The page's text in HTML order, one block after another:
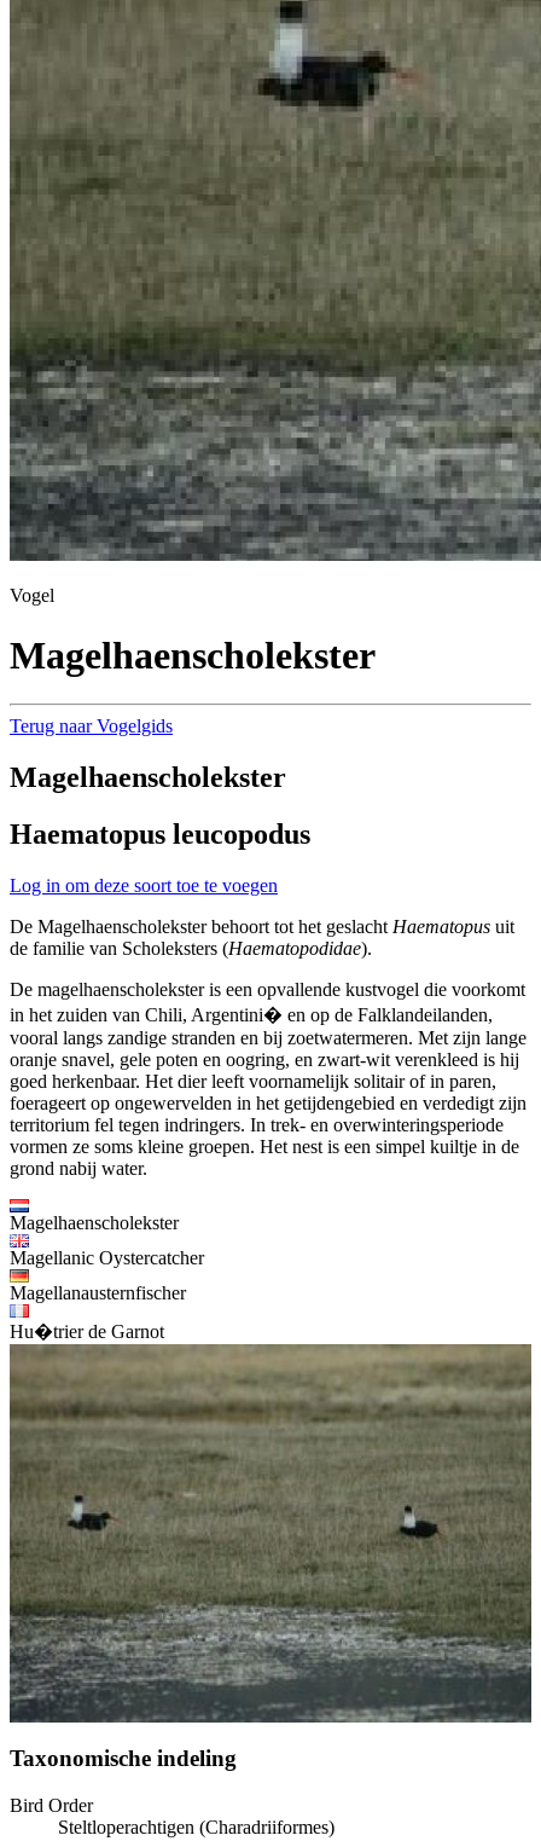
Vogel
Magelhaenscholekster
Terug naar Vogelgids
Magelhaenscholekster
Haematopus leucopodus
Log in om deze soort toe te voegen
De Magelhaenscholekster behoort tot het geslacht Haematopus uit
de familie van Scholeksters (Haematopodidae).
De magelhaenscholekster is een opvallende kustvogel die voorkomt
in het zuiden van Chili, Argentini� en op de Falklandeilanden,
vooral langs zandige stranden en bij zoetwatermeren. Met zijn lange
oranje snavel, gele poten en oogring, en zwart-wit verenkleed is hij
goed herkenbaar. Het dier leeft voornamelijk solitair of in paren,
foerageert op ongewervelden in het getijdengebied en verdedigt zijn
territorium fel tegen indringers. In trek- en overwinteringsperiode
vormen ze soms kleine groepen. Het nest is een simpel kuiltje in de
grond nabij water.
Magelhaenscholekster
Magellanic Oystercatcher
Magellanausternfischer
Hu�trier de Garnot
Taxonomische indeling
Bird Order
Steltloperachtigen (Charadriiformes)